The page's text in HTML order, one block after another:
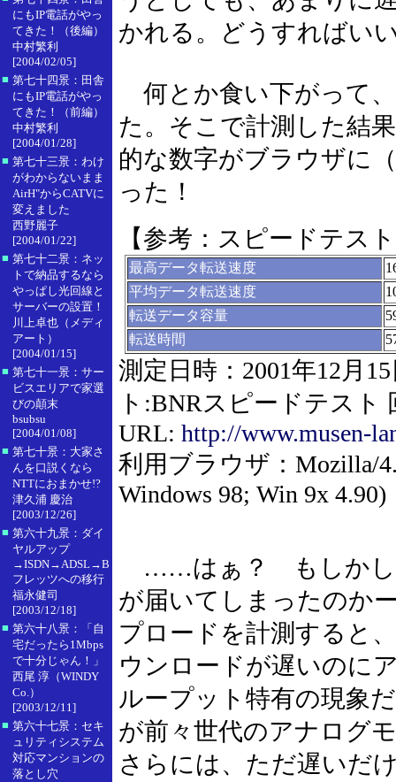
にもIP電話がやっ
てきた！（後編）
中村繁利
[2004/02/05]
■ 第七十四景：田舎
にもIP電話がやっ
てきた！（前編）
中村繁利
[2004/01/28]
■ 第七十三景：わけ
がわからないまま
AirH"からCATVに
変えました
西野麗子
[2004/01/22]
■ 第七十二景：ネッ
トで納品するなら
やっぱし光回線と
サーバーの設置！
川上卓也（メディ
アート）
[2004/01/15]
■ 第七十一景：サー
ビスエリアで家選
びの顛末
bsubsu
[2004/01/08]
■ 第七十景：大家さ
んを口説くなら
NTTにおまかせ!?
津久浦 慶治
[2003/12/26]
■ 第六十九景：ダイ
ヤルアップ
→ISDN→ADSL→B
フレッツへの移行
福永健司
[2003/12/18]
■ 第六十八景：「自
宅だったら1Mbps
で十分じゃん！」
西尾 淳（WINDY
Co.）
[2003/12/11]
■ 第六十七景：セキ
ュリティシステム
対応マンションの
落とし穴
かれる。どうすればい
何とか食い下がって
た。そこで計測した結
的な数字がブラウザに
った！
【参考：スピードテス
最高データ転送速度
平均データ転送速度
転送データ容量
転送時間
測定日時：2001年12月
ト:BNRスピードテスト
URL: http://www.musen-
利用ブラウザ：Mozilla/
Windows 98; Win 9x 4.90)
……はぁ？ もしかし
が届いてしまったのか
プロードを計測すると
ウンロードが遅いのに
ループット特有の現象
が前々世代のアナログ
さらには、ただ遅いだ